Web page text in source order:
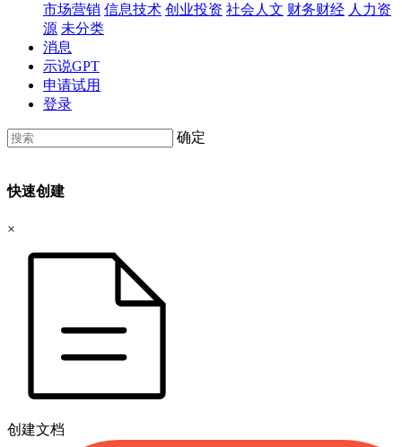
市场营销 信息技术 创业投资 社会人文 财务财经 人力资
源 未分类
消息
示说GPT
申请试用
登录
确定
快速创建
×
创建文档